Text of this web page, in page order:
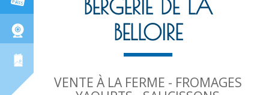
BERGERIE DE LA
BELLOIRE
VENTE À LA FERME - FROMAGES